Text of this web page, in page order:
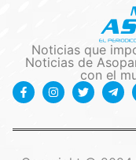
Noticias que
Noticias de
con el